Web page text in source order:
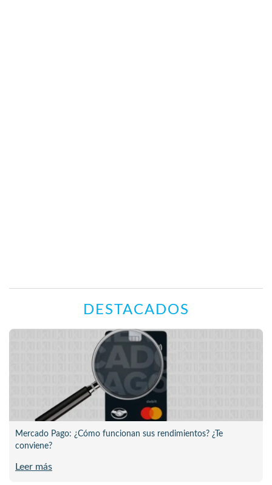
DESTACADOS
Mercado Pago: ¿Cómo funcionan sus rendimientos? ¿Te
conviene?
Leer más